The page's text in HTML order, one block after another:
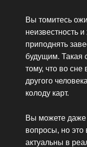
Вы томитесь
неизвестность
приподнять
будущим. Такая
тому, что во
другого
колоду карт.
Вы можете даже
вопросы, но это
актуальны в